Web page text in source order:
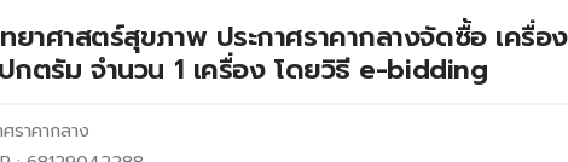
ยาศาสตร์สุขภาพ ประกาศราคากลางจัดซื้อ เครื่อ
ปกตรัม จำนวน 1 เครื่อง โดยวิธี e-bidding
ราคากลาง